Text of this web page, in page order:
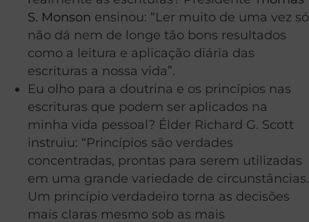
S. Monson ensinou: “Ler muito de uma vez só
não dá nem de longe tão bons resultados
como a leitura e aplicação diária das
escrituras a nossa vida”.
Eu olho para a doutrina e os princípios nas
escrituras que podem ser aplicados na
minha vida pessoal? Élder Richard G. Scott
instruiu: “Princípios são verdades
concentradas, prontas para serem utilizadas
em uma grande variedade de circunstâncias.
Um princípio verdadeiro torna as decisões
mais claras mesmo sob as mais